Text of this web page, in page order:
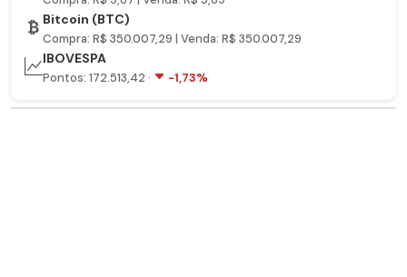
Bitcoin (BTC)
Compra: R$ 350.007,29 | Venda: R$ 350.007,29
IBOVESPA
Pontos: 172.513,42 · -1,73%